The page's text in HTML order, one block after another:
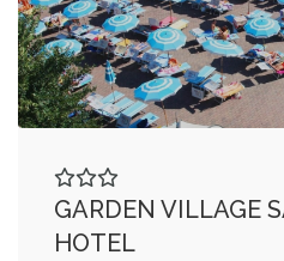
GARDEN VILLAGE
HOTEL